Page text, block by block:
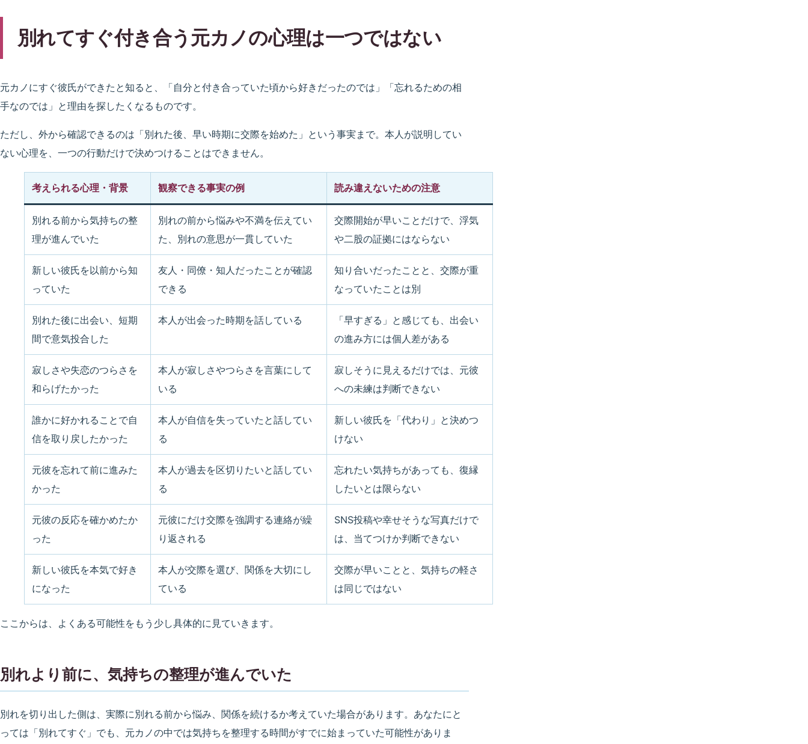
別れてすぐ付き合う元カノの心理は一つではない
元カノにすぐ彼氏ができたと知ると、「自分と付き合っていた頃から好きだったのでは」「忘れるための相
手なのでは」と理由を探したくなるものです。
ただし、外から確認できるのは「別れた後、早い時期に交際を始めた」という事実まで。本人が説明してい
ない心理を、一つの行動だけで決めつけることはできません。
考えられる心理・背景 観察できる事実の例 読み違えないための注意
別れる前から気持ちの整
理が進んでいた
別れの前から悩みや不満を伝えてい
た、別れの意思が一貫していた
交際開始が早いことだけで、浮気
や二股の証拠にはならない
新しい彼氏を以前から知
っていた
友人・同僚・知人だったことが確認
できる
知り合いだったことと、交際が重
なっていたことは別
別れた後に出会い、短期
間で意気投合した
本人が出会った時期を話している
「早すぎる」と感じても、出会い
の進み方には個人差がある
寂しさや失恋のつらさを
和らげたかった
本人が寂しさやつらさを言葉にして
いる
寂しそうに見えるだけでは、元彼
への未練は判断できない
誰かに好かれることで自
信を取り戻したかった
本人が自信を失っていたと話してい
る
新しい彼氏を「代わり」と決めつ
けない
元彼を忘れて前に進みた
かった
本人が過去を区切りたいと話してい
る
忘れたい気持ちがあっても、復縁
したいとは限らない
元彼の反応を確かめたか
った
元彼にだけ交際を強調する連絡が繰
り返される
SNS投稿や幸せそうな写真だけで
は、当てつけか判断できない
新しい彼氏を本気で好き
になった
本人が交際を選び、関係を大切にし
ている
交際が早いことと、気持ちの軽さ
は同じではない
ここからは、よくある可能性をもう少し具体的に見ていきます。
別れより前に、気持ちの整理が進んでいた
別れを切り出した側は、実際に別れる前から悩み、関係を続けるか考えていた場合があります。あなたにと
っては「別れてすぐ」でも、元カノの中では気持ちを整理する時間がすでに始まっていた可能性がありま